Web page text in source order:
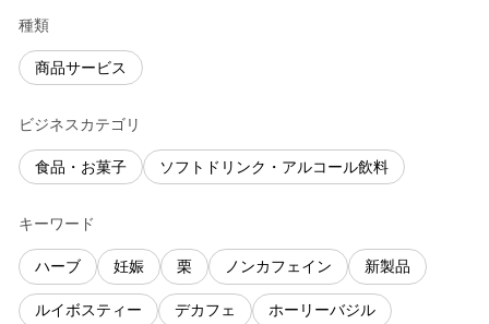
種類
商品サービス
ビジネスカテゴリ
食品・お菓子 ソフトドリンク・アルコール飲料
キーワード
ハーブ 妊娠 栗 ノンカフェイン 新製品
ルイボスティー デカフェ ホーリーバジル